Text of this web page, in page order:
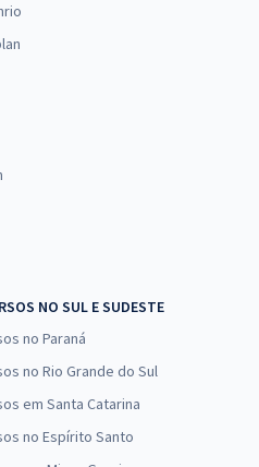
NO SUL E SUDESTE
no Paraná
no Rio Grande do Sul
em Santa Catarina
no Espírito Santo